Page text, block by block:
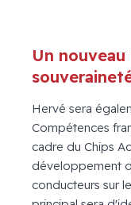
Un nouveau
Hervé sera
Compétences
cadre du Chips
développement
conducteurs sur